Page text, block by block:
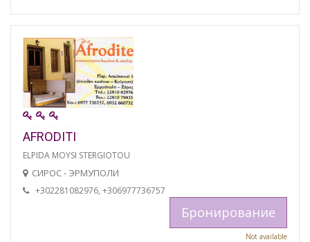
AFRODITI
ELPIDA MOYSI STERGIOTOU
СИРОС - ЭРМУПОЛИ
+302281082976, +306977736757
Бронирование
Not available